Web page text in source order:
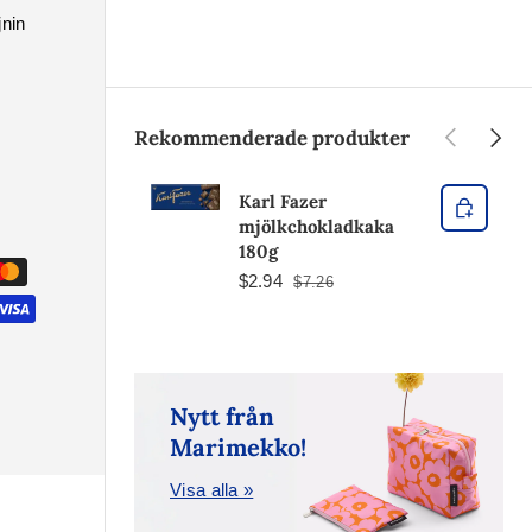
Rekommenderade produkter TidigareNästa
Karl Fazer
mjölkchokladkaka
180g
$2.94 $7.26
Nytt från
Marimekko!
Visa alla »